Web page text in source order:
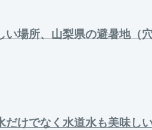
い場所、山梨県の避暑地（穴
だけでなく水道水も美味し